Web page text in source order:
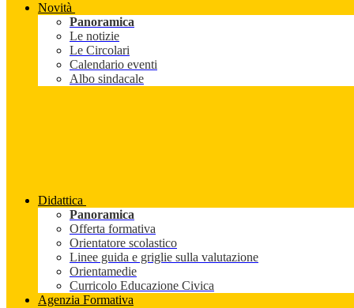
Novità
Panoramica
Le notizie
Le Circolari
Calendario eventi
Albo sindacale
Didattica
Panoramica
Offerta formativa
Orientatore scolastico
Linee guida e griglie sulla valutazione
Orientamedie
Curricolo Educazione Civica
Agenzia Formativa